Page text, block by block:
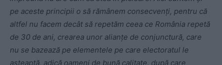
pe aceste principii o să rămânem consecvenți, pentru că
altfel nu facem decât să repetăm ceea ce România repetă
de 30 de ani, crearea unor alianțe de conjunctură, care
nu se bazează pe elementele pe care electoratul le
așteaptă, adică oameni de bună calitate, după care